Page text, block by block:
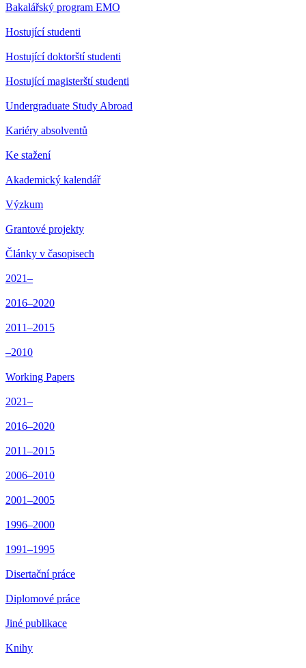
Bakalářský program EMO
Hostující studenti
Hostující doktorští studenti
Hostující magisterští studenti
Undergraduate Study Abroad
Kariéry absolventů
Ke stažení
Akademický kalendář
Výzkum
Grantové projekty
Články v časopisech
2021–
2016–2020
2011–2015
–2010
Working Papers
2021–
2016–2020
2011–2015
2006–2010
2001–2005
1996–2000
1991–1995
Disertační práce
Diplomové práce
Jiné publikace
Knihy